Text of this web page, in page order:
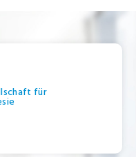
für